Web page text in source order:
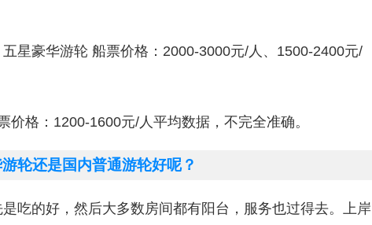
星豪华游轮 船票价格：2000-3000元/人、1500-2400元/
价格：1200-1600元/人平均数据，不完全准确。
轮还是国内普通游轮好呢？
吃的好，然后大多数房间都有阳台，服务也过得去。上岸